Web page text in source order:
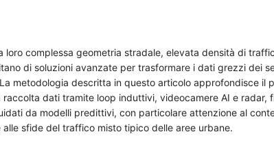
loro complessa geometria stradale, elevata densità di
di soluzioni avanzate per trasformare i dati grezzi dei
metodologia descritta in questo articolo approfondisce il
dati tramite loop induttivi, videocamere AI e radar,
da modelli predittivi, con particolare attenzione al
alle sfide del traffico misto tipico delle aree urbane.